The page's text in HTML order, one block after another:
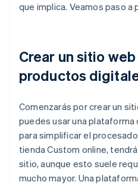
que implica. Veamos paso a
Crear un sitio
productos
Comenzarás por crear un
puedes usar una
para simplificar el
tienda Custom online,
sitio, aunque esto suele
mucho mayor. Una